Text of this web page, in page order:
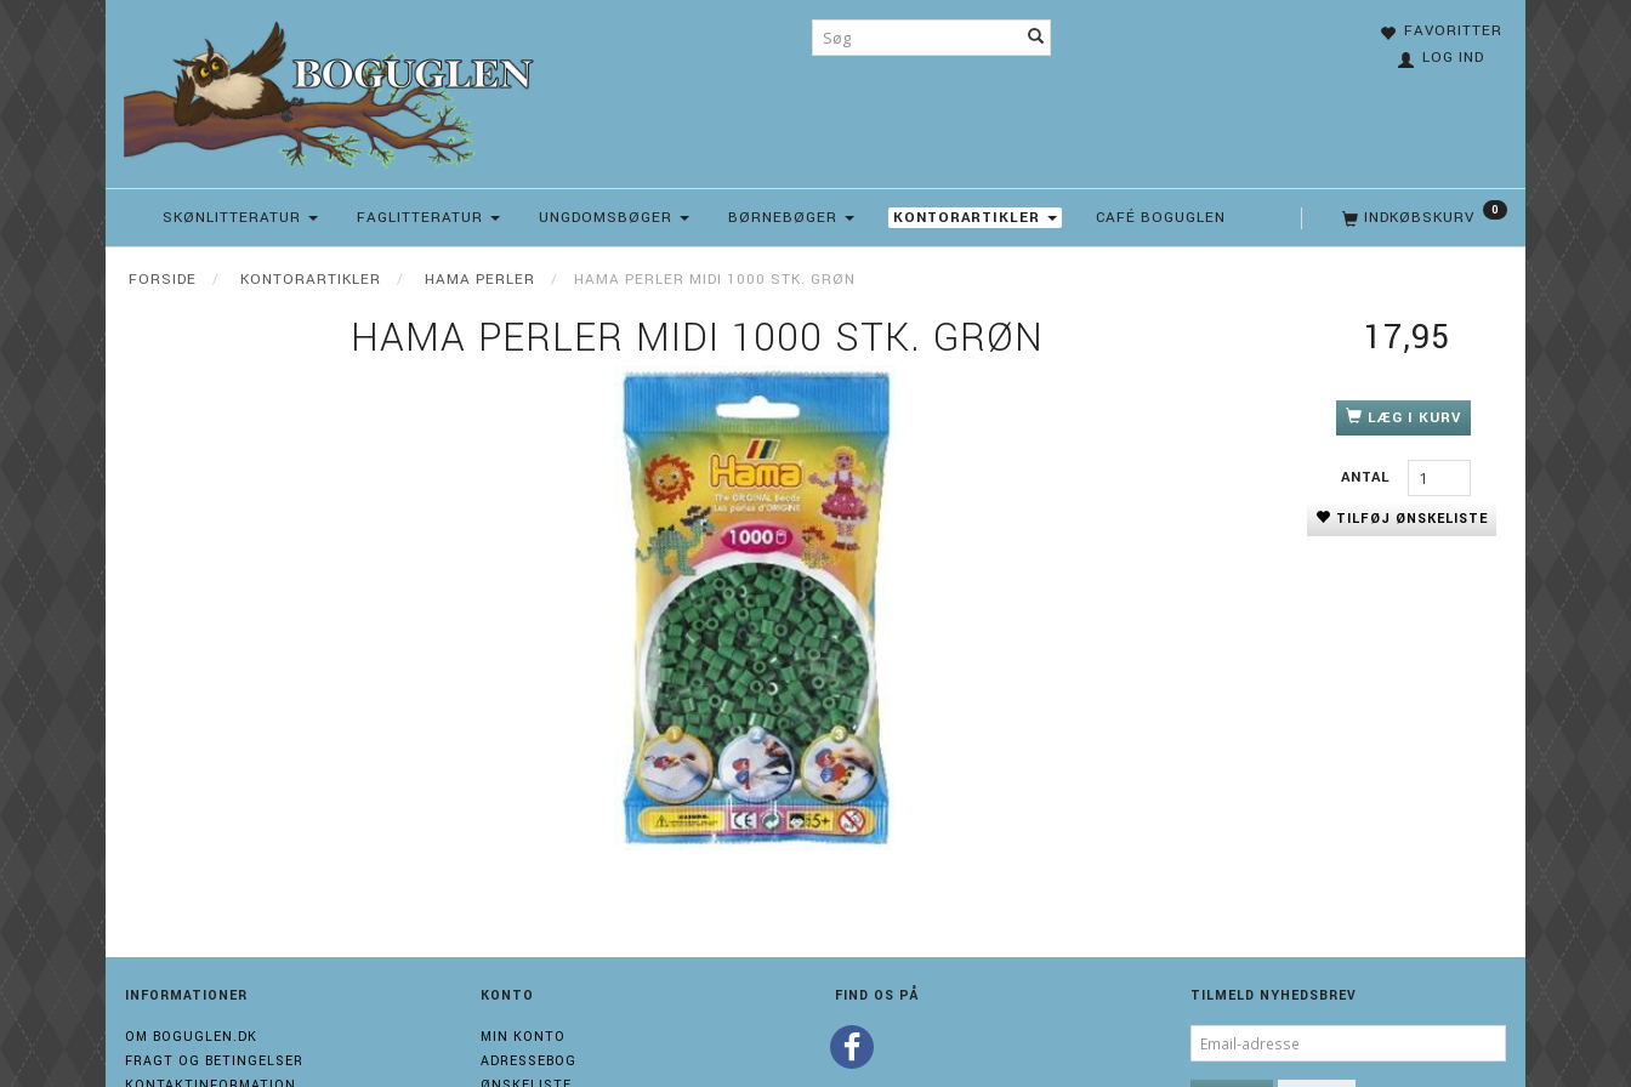
FAVORITTER
LOG IND
INDKØBSKURV 0
SKØNLITTERATUR FAGLITTERATUR UNGDOMSBØGER BØRNEBØGER KONTORARTIKLER CAFÉ BOGUGLEN
FORSIDE KONTORARTIKLER HAMA PERLER HAMA PERLER MIDI 1000 STK. GRØN
HAMA PERLER MIDI 1000 STK. GRØN 17,95
LÆG I KURV
ANTAL
TILFØJ ØNSKELISTE
INFORMATIONER
OM BOGUGLEN.DK
FRAGT OG BETINGELSER
KONTO
MIN KONTO
ADRESSEBOG
FIND OS PÅ TILMELD NYHEDSBREV
EMAIL-
ADRESSE